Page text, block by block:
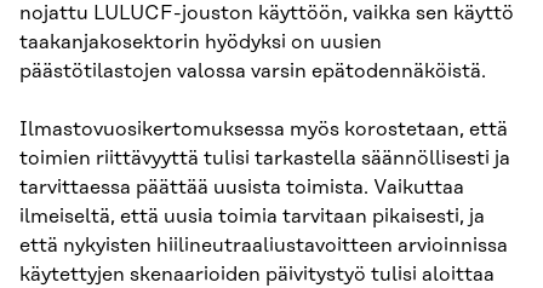
nojattu LULUCF-jouston käyttöön, vaikka sen käyttö
taakanjakosektorin hyödyksi on uusien
päästötilastojen valossa varsin epätodennäköistä.
Ilmastovuosikertomuksessa myös korostetaan, että
toimien riittävyyttä tulisi tarkastella säännöllisesti ja
tarvittaessa päättää uusista toimista. Vaikuttaa
ilmeiseltä, että uusia toimia tarvitaan pikaisesti, ja
että nykyisten hiilineutraaliustavoitteen arvioinnissa
käytettyjen skenaarioiden päivitystyö tulisi aloittaa